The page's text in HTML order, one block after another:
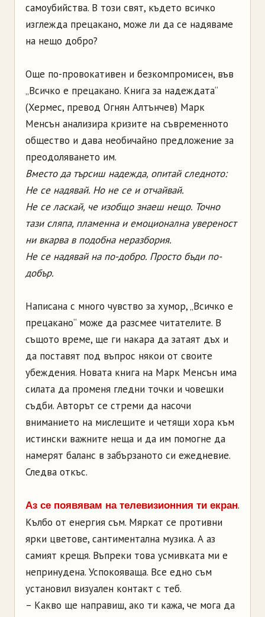
самоубийства. В този свят, където всичко
изглежда прецакано, може ли да се надяваме
на нещо добро?
Още по-провокативен и безкомпромисен, във
„Всичко е прецакано. Книга за надеждата“
(Хермес, превод Огнян Алтънчев) Марк
Менсън анализира кризите на съвременното
общество и дава необичайно предложение за
преодоляването им.
Вместо да търсиш надежда, опитай следното:
Не се надявай. Но не се и отчайвай.
Не се ласкай, че изобщо знаеш нещо. Точно
тази сляпа, пламенна и емоционална увереност
ни вкарва в подобна неразбория.
Не се надявай на по-добро. Просто бъди по-
добър.
Написана с много чувство за хумор, „Всичко е
прецакано“ може да разсмее читателите. В
същото време, ще ги накара да затаят дъх и
да поставят под въпрос някои от своите
убеждения. Новата книга на Марк Менсън има
силата да променя гледни точки и човешки
съдби. Авторът се стреми да насочи
вниманието на мислещите и четящи хора към
истински важните неща и да им помогне да
намерят баланс в забързаното си ежедневие.
Следва откъс.
Аз се появявам на телевизионния ти екран.
Кълбо от енергия съм. Мяркат се противни
ярки цветове, сантиментална музика. А аз
самият крещя. Въпреки това усмивката ми е
непринудена. Успокояваща. Все едно съм
установил визуален контакт с теб.
– Какво ще направиш, ако ти кажа, че мога да